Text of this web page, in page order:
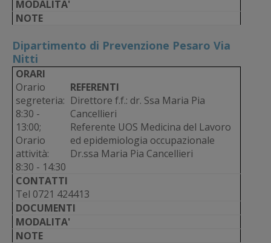
MODALITA'
NOTE
Dipartimento di Prevenzione Pesaro Via
Nitti
ORARI
Orario
segreteria:
8:30 -
13:00;
Orario
attività:
8:30 - 14:30
REFERENTI
Direttore f.f.: dr. Ssa Maria Pia
Cancellieri
Referente UOS Medicina del Lavoro
ed epidemiologia occupazionale
Dr.ssa Maria Pia Cancellieri
CONTATTI
Tel 0721 424413
DOCUMENTI
MODALITA'
NOTE